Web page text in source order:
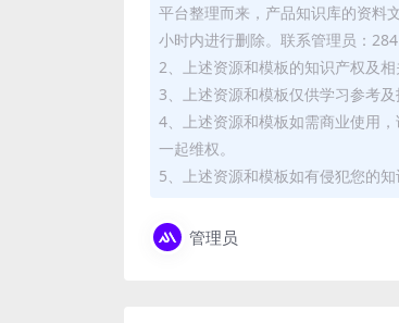
平台整理而来，产品知识库的资料
小时内进行删除。联系管理员：
2、上述资源和模板的知识产权及相
3、上述资源和模板仅供学习参考
4、上述资源和模板如需商业使用
一起维权。
5、上述资源和模板如有侵犯您的
管理员